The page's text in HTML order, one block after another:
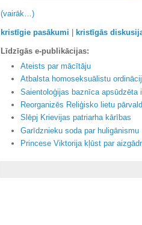
(vairāk…)
kristīgie pasākumi kristīgās
Līdzīgās e-publikācijas:
Ateists par mācītāju
Atbalsta homoseksuālistu
Saientoloģijas baznīca apsūdzēta
Reorganizēs Reliģisko lietu
Slēpj Krievijas patriarha kārības
Garīdznieku soda par huligānismu
Princese Viktorija kļūst par